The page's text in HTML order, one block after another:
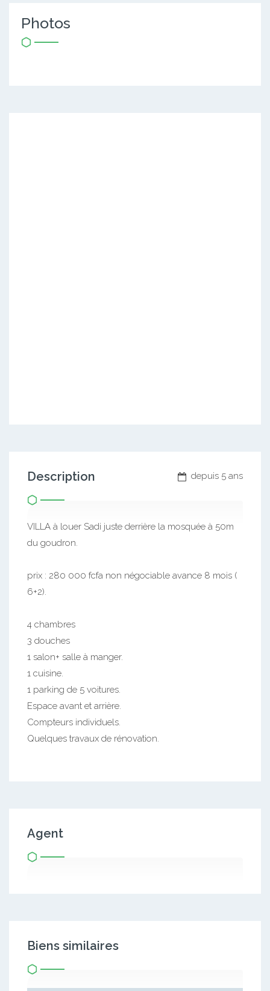
Photos
depuis 5 ans
Description
VILLA à louer Sadi juste derrière la mosquée à 50m
du goudron.
prix : 280 000 fcfa non négociable avance 8 mois (
6+2).
4 chambres
3 douches
1 salon+ salle à manger.
1 cuisine.
1 parking de 5 voitures.
Espace avant et arrière.
Compteurs individuels.
Quelques travaux de rénovation.
Agent
Biens similaires